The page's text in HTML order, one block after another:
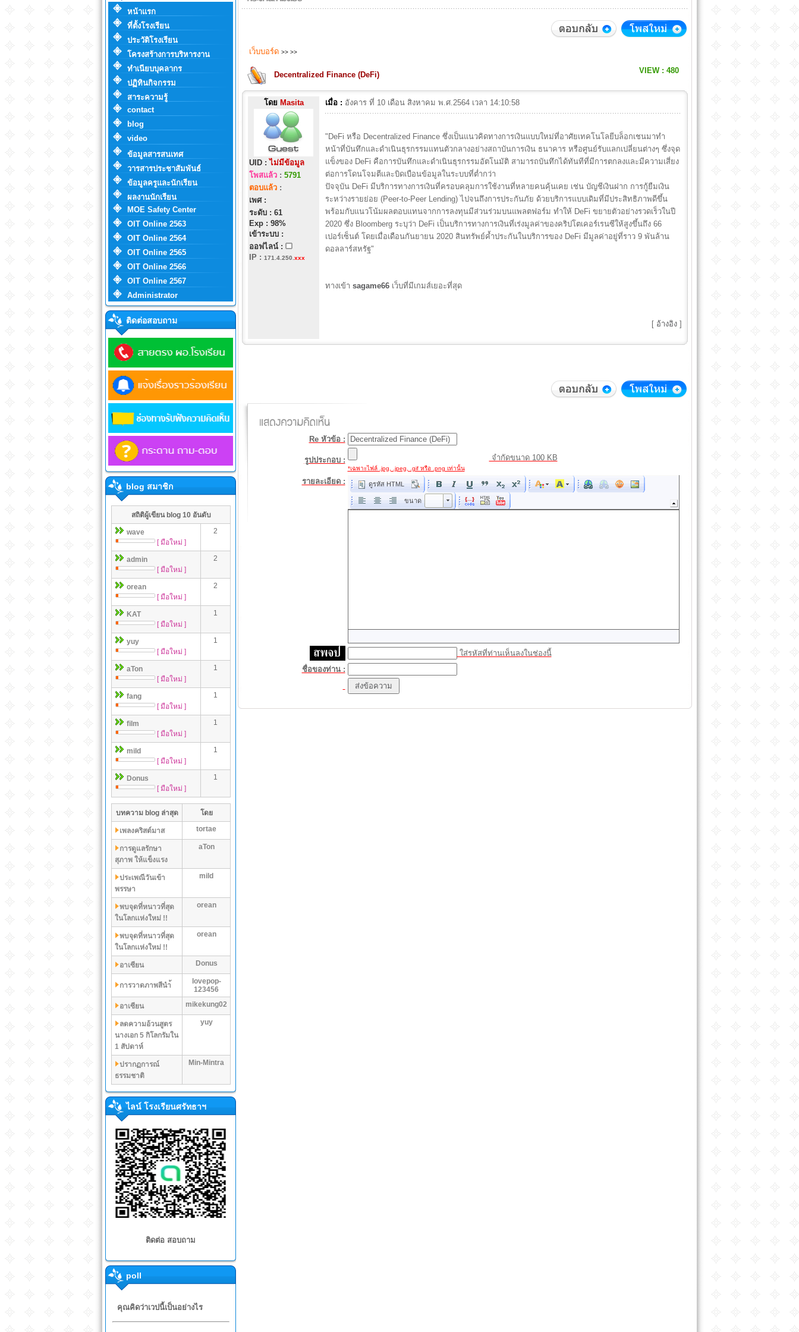
หน้าแรก
ที่ตั้งโรงเรียน
ประวัติโรงเรียน
โครงสร้างการบริหารงาน
ทำเนียบบุคลากร
ปฏิทินกิจกรรม
สาระความรู้
contact
blog
video
ข้อมูลสารสนเทศ
วารสารประชาสัมพันธ์
ข้อมูลครูและนักเรียน
ผลงานนักเรียน
MOE Safety Center
OIT Online 2563
OIT Online 2564
OIT Online 2565
OIT Online 2566
OIT Online 2567
Administrator
ติดต่อสอบถาม
blog สมาชิก
สถิติผู้เขียน blog 10 อันดับ
wave
[ มือใหม่ ]
2
admin
[ มือใหม่ ]
2
orean
[ มือใหม่ ]
2
KAT
[ มือใหม่ ]
1
yuy
[ มือใหม่ ]
1
aTon
[ มือใหม่ ]
1
fang
[ มือใหม่ ]
1
film
[ มือใหม่ ]
1
mild
[ มือใหม่ ]
1
Donus
[ มือใหม่ ]
1
บทความ blog ล่าสุด โดย
เพลงคริสต์มาส tortae
การดูแลรักษา
สุภาพ ให้แข็งแรง
aTon
ประเพณีวันเข้า
พรรษา
mild
พบจุดที่หนาวที่สุด
ในโลกเเห่งใหม่ !!
orean
พบจุดที่หนาวที่สุด
ในโลกเเห่งใหม่ !!
orean
อาเซียน Donus
การวาดภาพสีนำ้
lovepop-
123456
อาเซียน
mikekung02
ลดความอ้วนสูตร
นางเอก 5 กิโลกรัมใน
1 สัปดาห์
yuy
ปรากฏการณ์
ธรรมชาติ
Min-Mintra
ไลน์ โรงเรียนศรัทธาฯ
ติดต่อ สอบถาม
poll
คุณคิดว่าเวปนี้เป็นอย่างไร
เว็บบอร์ด >> >>
Decentralized Finance (DeFi) VIEW : 480
โดย Masita
UID :ไม่มีข้อมูล
โพสแล้ว: 5791
ตอบแล้ว:
เพศ :
ระดับ : 61
Exp : 98%
เข้าระบบ :
ออฟไลน์ :
IP : 171.4.250. xxx
เมื่อ : อังคาร ที่ 10 เดือน สิงหาคม พ.ศ.2564 เวลา 14:10:58
"DeFi หรือ Decentralized Finance ซึ่งเป็นแนวคิดทางการเงินแบบใหม่ที่อาศัยเทคโนโลยีบล็อกเชนมาทำ
หน้าที่บันทึกและดำเนินธุรกรรมแทนตัวกลางอย่างสถาบันการเงิน ธนาคาร หรือศูนย์รับแลกเปลี่ยนต่างๆ ซึ่งจุด
แข็งของ DeFi คือการบันทึกและดำเนินธุรกรรมอัตโนมัติ สามารถบันทึกได้ทันทีที่มีการตกลงและมีความเสี่ยง
ต่อการโดนโจมตีและบิดเบือนข้อมูลในระบบที่ต่ำกว่า
ปัจจุบัน DeFi มีบริการทางการเงินที่ครอบคลุมการใช้งานที่หลายคนคุ้นเคย เช่น บัญชีเงินฝาก การกู้ยืมเงิน
ระหว่างรายย่อย (Peer-to-Peer Lending) ไปจนถึงการประกันภัย ด้วยบริการแบบเดิมที่มีประสิทธิภาพดีขึ้น
พร้อมกับแนวโน้มผลตอบแทนจากการลงทุนมีส่วนร่วมบนแพลตฟอร์ม ทำให้ DeFi ขยายตัวอย่างรวดเร็วในปี
2020 ซึ่ง Bloomberg ระบุว่า DeFi เป็นบริการทางการเงินที่เร่งมูลค่าของคริปโตเคอร์เรนซีให้สูงขึ้นถึง 66
เปอร์เซ็นต์ โดยเมื่อเดือนกันยายน 2020 สินทรัพย์ค้ำประกันในบริการของ DeFi มีมูลค่าอยู่ที่ราว 9 พันล้าน
ดอลลาร์สหรัฐ"
ทางเข้า sagame66 เว็บที่มีเกมส์เยอะที่สุด
[ อ้างอิง ]
Re หัวข้อ :
รูปประกอบ : จำกัดขนาด 100 KB
*เฉพาะไฟล์ .jpg, .jpeg, .gif หรือ .png เท่านั้น
รายละเอียด : ดูรหัส HTML
ขนาด
ใส่รหัสที่ท่านเห็นลงในช่องนี้
ชื่อของท่าน :